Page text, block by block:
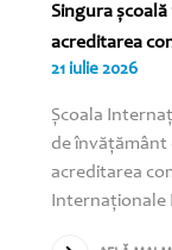
Singura
acreditarea
21 iulie 2026
Școala
de învățământ
acreditarea
Internaționale